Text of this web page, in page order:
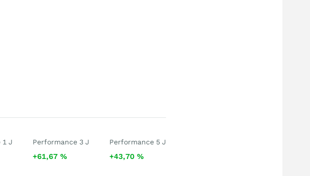
1 J Performance 3 J
+61,67%
Performance 5 J
+43,70 %